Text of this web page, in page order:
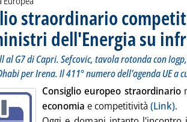
straordinario
dell'Energia su
al G7 di Capri. Sefcovic, tavola rotonda con
per Irena. Il 411° numero dell'agenda UE a
Consiglio europeo straordinario
economia e competitività(Link).